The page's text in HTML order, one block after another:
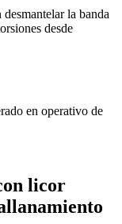
la banda
desde
licor